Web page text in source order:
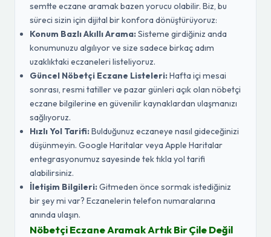
semtte eczane aramak bazen yorucu olabilir. Biz, bu
süreci sizin için dijital bir konfora dönüştürüyoruz:
Konum Bazlı Akıllı Arama:Sisteme girdiğiniz anda
konumunuzu algılıyor ve size sadece birkaç adım
uzaklıktaki eczaneleri listeliyoruz.
Güncel Nöbetçi Eczane Listeleri:Hafta içi mesai
sonrası, resmi tatiller ve pazar günleri açık olan nöbetçi
eczane bilgilerine en güvenilir kaynaklardan ulaşmanızı
sağlıyoruz.
Hızlı Yol Tarifi:Bulduğunuz eczaneye nasıl gideceğinizi
düşünmeyin. Google Haritalar veya Apple Haritalar
entegrasyonumuz sayesinde tek tıkla yol tarifi
alabilirsiniz.
İletişim Bilgileri:Gitmeden önce sormak istediğiniz
bir şey mi var? Eczanelerin telefon numaralarına
anında ulaşın.
Nöbetçi Eczane Aramak Artık Bir Çile Değil